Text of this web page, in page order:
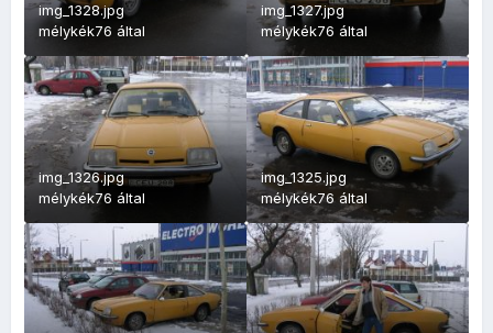
img_1328.jpg
mélykék76 által
img_1327.jpg
mélykék76 által
img_1326.jpg
mélykék76 által
img_1325.jpg
mélykék76által